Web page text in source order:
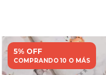
5% OFF
COMPRANDO 10 O MÁS